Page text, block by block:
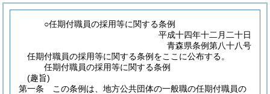
○任期付職員の採用等に関する条例
平成十四年十二月二十日
青森県条例第八十八号
任期付職員の採用等に関する条例をここに公布する。
任期付職員の採用等に関する条例
(趣旨)
第一条
この条例は、地方公共団体の一般職の任期付職員の